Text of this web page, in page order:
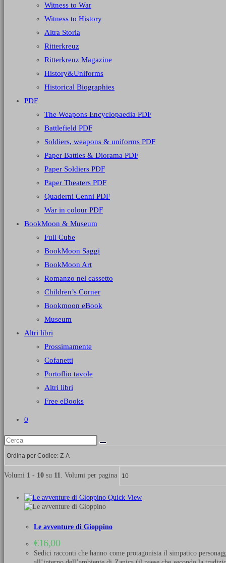
Witness to War
Witness to History
Altra Storia
Ritterkreuz
Ritterkreuz Magazine
History&Uniforms
Historical Biographies
PDF
The Weapons Encyclopaedia PDF
Battlefield PDF
Soldiers, weapons & uniforms PDF
Paper Battles & Diorama PDF
Paper Soldiers PDF
Paper Theaters PDF
Quaderni Cenni PDF
War in colour PDF
BookMoon & Museum
Full Cube
BookMoon Saggi
BookMoon Art
Romanzo nel cassetto
Children’s Corner
Bookmoon eBook
Museum
Altri libri
Prossimamente
Cofanetti
Portoflio tavole
Altri libri
Free eBooks
0
Volumi 1 - 10 su 11. Volumi per pagina
Quick View
Le avventure di Gioppino
€16,00
Sedici racconti che hanno come protagonista il simpatico